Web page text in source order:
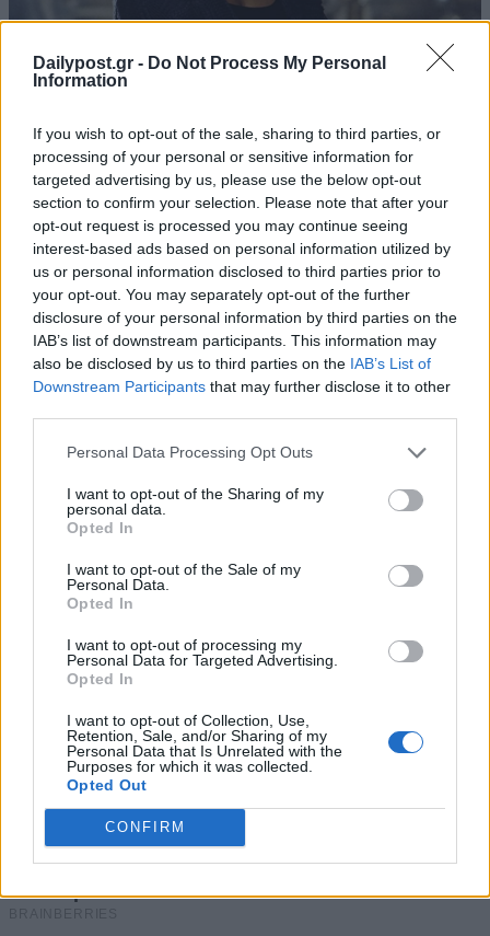
Dailypost.gr - Do Not Process My Personal
Information
If you wish to opt-out of the sale, sharing to third parties, or
processing of your personal or sensitive information for
targeted advertising by us, please use the below opt-out
section to confirm your selection. Please note that after your
opt-out request is processed you may continue seeing
interest-based ads based on personal information utilized by
us or personal information disclosed to third parties prior to
your opt-out. You may separately opt-out of the further
disclosure of your personal information by third parties on the
IAB’s list of downstream participants. This information may
also be disclosed by us to third parties on the IAB’s List of
Downstream Participants that may further disclose it to other
Personal Data Processing Opt Outs
I want to opt-out of the Sharing of my
personal data.
Opted In
I want to opt-out of the Sale of my
Personal Data.
Opted In
I want to opt-out of processing my
Personal Data for Targeted Advertising.
Opted In
I want to opt-out of Collection, Use,
Retention, Sale, and/or Sharing of my
Personal Data that Is Unrelated with the
Purposes for which it was collected.
Opted Out
CONFIRM